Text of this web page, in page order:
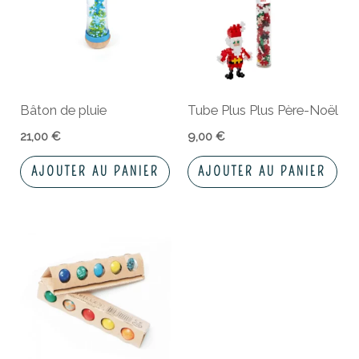
Bâton de pluie
21,00€
AJOUTER AU PANIER
Tube Plus Plus Père-Noël
9,00 €
AJOUTER AU PANIER